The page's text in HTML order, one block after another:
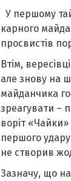
У першому
карного
просвистів
Втім,
але знову на
майданчика
зреагувати –
воріт
першого
не створив
Зазначу, що